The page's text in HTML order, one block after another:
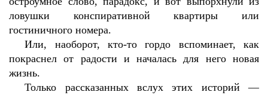
ловушки конспиративной квартиры или
гостиничного номера.
Или, наоборот, кто-то гордо вспоминает, как
покраснел от радости и началась для него новая
жизнь.
Только рассказанных вслух этих историй —